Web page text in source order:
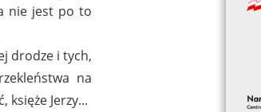
nie jest po to
drodze i tych,
na
księże Jerzy...